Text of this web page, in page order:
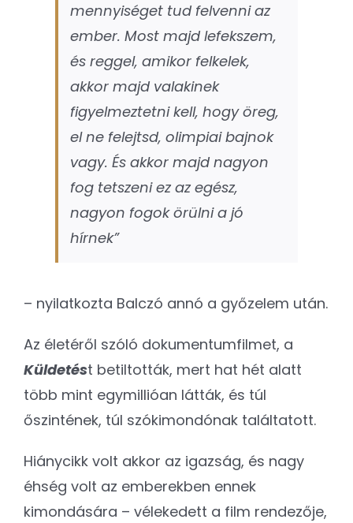
mennyiséget tud felvenni az
ember. Most majd lefekszem,
és reggel, amikor felkelek,
akkor majd valakinek
figyelmeztetni kell, hogy öreg,
el ne felejtsd, olimpiai bajnok
vagy. És akkor majd nagyon
fog tetszeni ez az egész,
nagyon fogok örülni a jó
hírnek”
– nyilatkozta Balczó annó a győzelem után.
Az életéről szóló dokumentumfilmet, a
Küldetést betiltották, mert hat hét alatt
több mint egymillióan látták, és túl
őszintének, túl szókimondónak találtatott.
Hiánycikk volt akkor az igazság, és nagy
éhség volt az emberekben ennek
kimondására – vélekedett a film rendezője,